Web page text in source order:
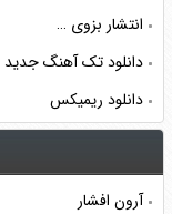
انتشار بزوی …
دانلود تک آهنگ جدید
دانلود ریمیکس
آرون افشار